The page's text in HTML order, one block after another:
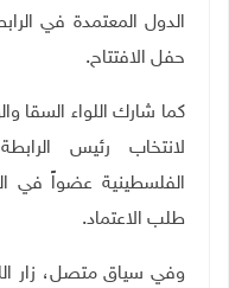
الدول المعتمدة في
حفل الافتتاح.
كما شارك اللواء السقا
لانتخاب رئيس
الفلسطينية عضواً في
طلب الاعتماد.
وفي سياق متصل، زار